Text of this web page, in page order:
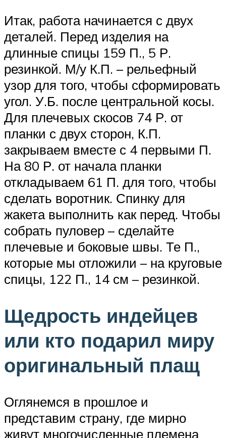
Итак, работа начинается с двух
деталей. Перед изделия на
длинные спицы 159 П., 5 Р.
резинкой. М/у К.П. – рельефный
узор для того, чтобы сформировать
угол. У.Б. после центральной косы.
Для плечевых скосов 74 Р. от
планки с двух сторон, К.П.
закрываем вместе с 4 первыми П.
На 80 Р. от начала планки
откладываем 61 П. для того, чтобы
сделать воротник. Спинку для
жакета выполнить как перед. Чтобы
собрать пуловер – сделайте
плечевые и боковые швы. Те П.,
которые мы отложили – на круговые
спицы, 122 П., 14 см – резинкой.
Щедрость индейцев
или кто подарил миру
оригинальный плащ
Оглянемся в прошлое и
представим страну, где мирно
живут многочисленные племена